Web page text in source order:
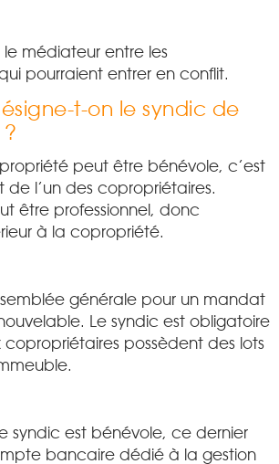
le médiateur entre les
pourraient entrer en conflit.
t-on le syndic de
peut être bénévole, c’est
de l’un des copropriétaires.
être professionnel, donc
à la copropriété.
générale pour un mandat
Le syndic est obligatoire
copropriétaires possèdent des lots
syndic est bénévole, ce dernier
bancaire dédié à la gestion